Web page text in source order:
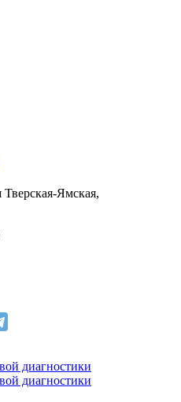
Тверская-Ямская,
диагностики
диагностики